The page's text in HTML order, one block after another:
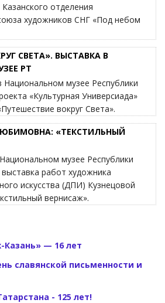
отделения
художников СНГ «Под небом
СВЕТА». ВЫСТАВКА В
РТ
Национальном музее Республики
«Культурная Универсиада»
вокруг Света».
«ТЕКСТИЛЬНЫЙ
музее Республики
работ художника
искусства (ДПИ) Кузнецовой
вернисаж».
— 16 лет
славянской письменности и
- 125 лет!